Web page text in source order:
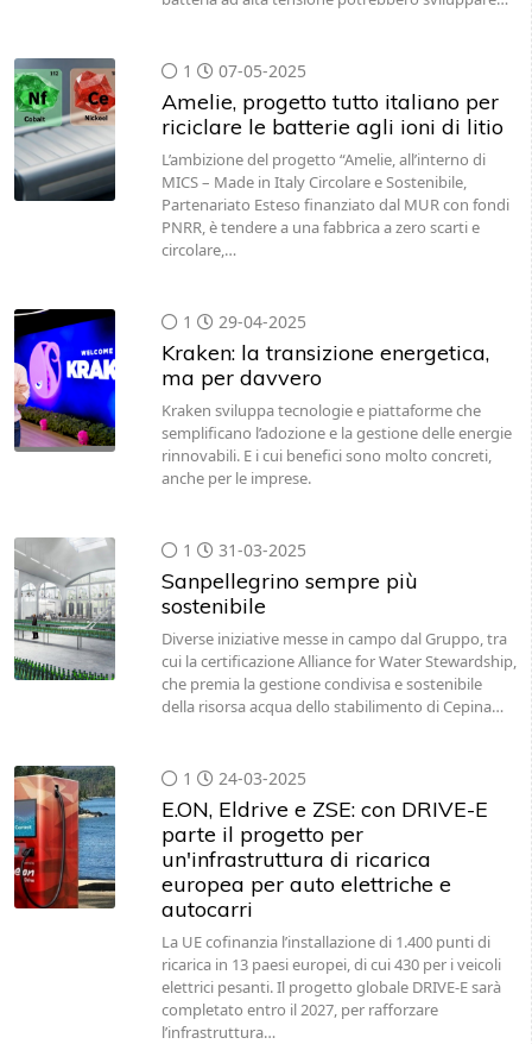
1 07-05-2025
Amelie, progetto tutto italiano per
riciclare le batterie agli ioni di litio
L’ambizione del progetto “Amelie, all’interno di
MICS – Made in Italy Circolare e Sostenibile,
Partenariato Esteso finanziato dal MUR con fondi
PNRR, è tendere a una fabbrica a zero scarti e
circolare,…
1 29-04-2025
Kraken: la transizione energetica,
ma per davvero
Kraken sviluppa tecnologie e piattaforme che
semplificano l’adozione e la gestione delle energie
rinnovabili. E i cui benefici sono molto concreti,
anche per le imprese.
1 31-03-2025
Sanpellegrino sempre più
sostenibile
Diverse iniziative messe in campo dal Gruppo, tra
cui la certificazione Alliance for Water Stewardship,
che premia la gestione condivisa e sostenibile
della risorsa acqua dello stabilimento di Cepina…
1 24-03-2025
E.ON, Eldrive e ZSE: con DRIVE-E
parte il progetto per
un'infrastruttura di ricarica
europea per auto elettriche e
autocarri
La UE cofinanzia l’installazione di 1.400 punti di
ricarica in 13 paesi europei, di cui 430 per i veicoli
elettrici pesanti. Il progetto globale DRIVE-E sarà
completato entro il 2027, per rafforzare
l’infrastruttura…